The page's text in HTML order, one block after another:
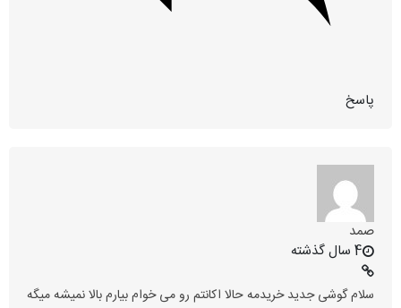
پاسخ
صمد
4 سال گذشته
سلام گوشی جدید خریدمه حالا اکانتم رو می خوام بیارم بالا نمیشه میگه